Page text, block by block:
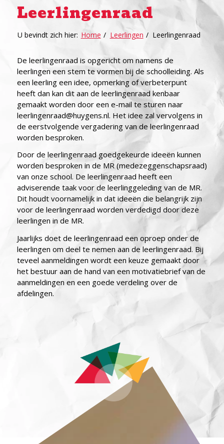
Leerlingenraad
U bevindt zich hier: Home / Leerlingen / Leerlingenraad
De leerlingenraad is opgericht om namens de
leerlingen een stem te vormen bij de schoolleiding. Als
een leerling een idee, opmerking of verbeterpunt
heeft dan kan dit aan de leerlingenraad kenbaar
gemaakt worden door een e-mail te sturen naar
leerlingenraad@huygens.nl. Het idee zal vervolgens in
de eerstvolgende vergadering van de leerlingenraad
worden besproken.
Door de leerlingenraad goedgekeurde ideeën kunnen
worden besproken in de MR (medezeggenschapsraad)
van onze school. De leerlingenraad heeft een
adviserende taak voor de leerlinggeleding van de MR.
Dit houdt voornamelijk in dat ideeën die belangrijk zijn
voor de leerlingenraad worden verdedigd door deze
leerlingen in de MR.
Jaarlijks doet de leerlingenraad een oproep onder de
leerlingen om deel te nemen aan de leerlingenraad. Bij
teveel aanmeldingen wordt een keuze gemaakt door
het bestuur aan de hand van een motivatiebrief van de
aanmeldingen en een goede verdeling over de
afdelingen.